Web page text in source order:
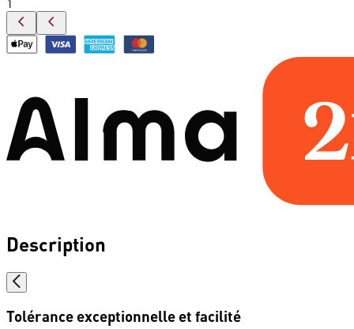
Description
Tolérance exceptionnelle et facilité